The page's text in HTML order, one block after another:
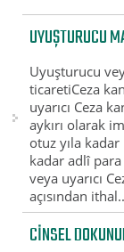
UYUŞTURUCU
Uyuşturucu
ticaretiCeza
uyarıcı Ceza
aykırı olarak
otuz yıla
kadar adlî para
veya uyarıcı
açısından
CINSEL